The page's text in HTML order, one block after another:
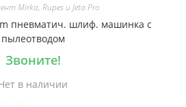
Mirka, Rupes и Jeta Pro
пневматич. шлиф. машинка с
пылеотводом
Звоните!
в наличии